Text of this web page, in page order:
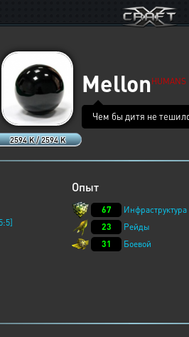
2594 K / 2594 K
MellonHUMANS
Чем бы дитя не
Опыт
67
Инфраструктура
23
Рейды
31
Боевой